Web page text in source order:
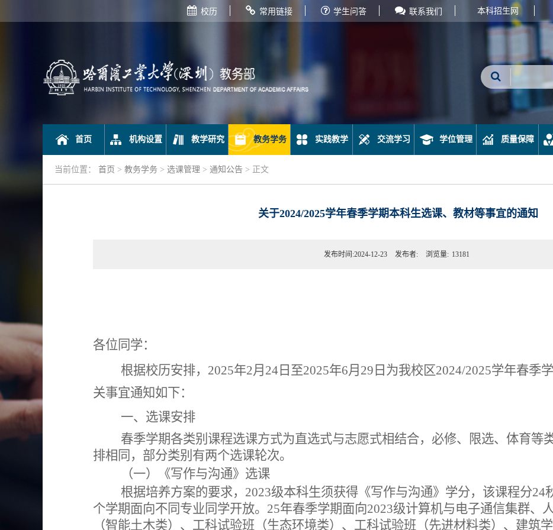
校历 常用链接 学生问答 联系我们 本科招生网
首页 机构设置 教学研究 教务学务 实践教学 交流学习 学位管理 质量保障
当前位置： 首页 > 教务学务 > 选课管理 > 通知公告 > 正文
关于2024/2025学年春季学期本科生选课、教材等事宜的通知
发布时间:2024-12-23 发布者: 浏览量: 13181
各位同学：
根据校历安排， 2025年2月 24 日至2025年6月 29 日为我校区2024/2025学年春季
关事宜通知如下：
一、 选课安排
春季学期各类别课程选课方式为直选式与志愿式相结合，必修、限选、体育等
排相同，部分类别有两个选课轮次。
（一）
《写作与沟通》选课
根据培养方案的要求， 2023级本科生须获得 《写作与沟通》 学分， 该课程分24
个学期面向不同专业同学开放。 25年春季学期面向2023级计算机与电子通信集群、
（智能土木类）、工科试验班（生态环境类）、工科试验班（先进材料类）、建筑